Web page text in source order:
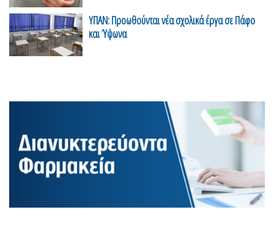
ΥΠΑΝ: Προωθούνται νέα σχολικά έργα σε Πάφο
και Ύψωνα